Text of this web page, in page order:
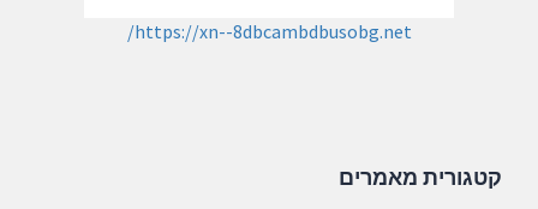
https://xn--8dbcambdbusobg.net/
קטגורית מאמרים